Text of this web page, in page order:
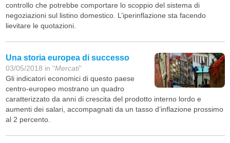
controllo che potrebbe comportare lo scoppio del sistema di
negoziazioni sul listino domestico. L’iperinflazione sta facendo
lievitare le quotazioni.
Una storia europea di successo
03/05/2018 in “Mercati”
Gli indicatori economici di questo paese
centro-europeo mostrano un quadro
caratterizzato da anni di crescita del prodotto interno lordo e
aumenti dei salari, accompagnati da un tasso d’inflazione prossimo
al 2 percento.